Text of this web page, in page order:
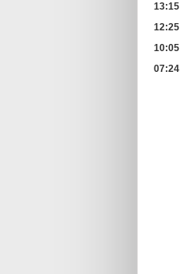
13:15
12:25
10:05
07:24